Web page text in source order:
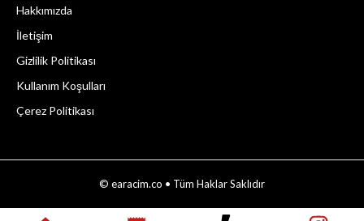
Hakkımızda
İletişim
Gizlilik Politikası
Kullanım Koşulları
Çerez Politikası
© earacim.co • Tüm Haklar Saklıdır